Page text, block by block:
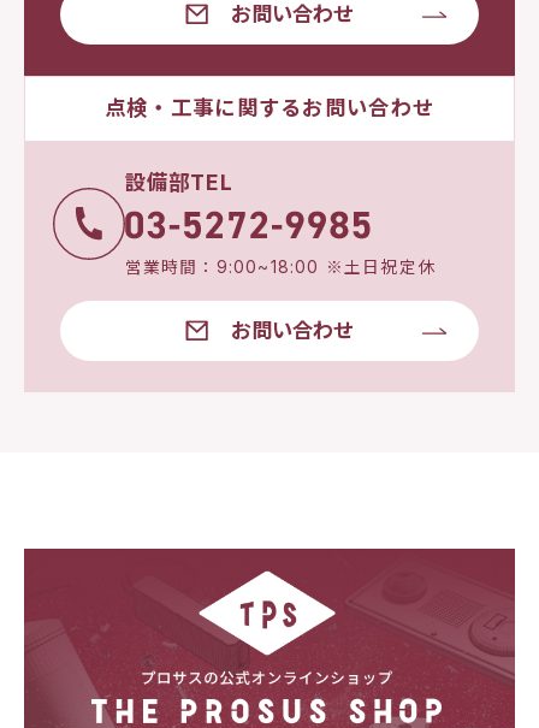
お問い合わせ
点検・工事に関するお問い合わせ
設備部TEL
営業時間：9:00~18:00 ※土日祝定休
お問い合わせ